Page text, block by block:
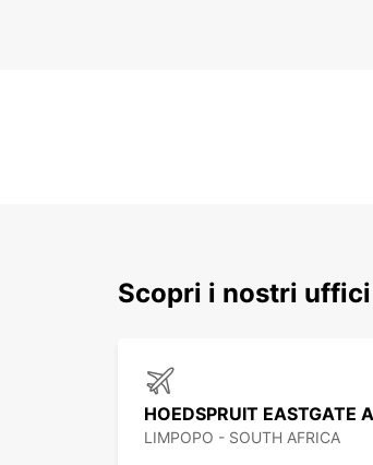
Scopri i nostri
LIMPOPO - SOUTH AFRICA